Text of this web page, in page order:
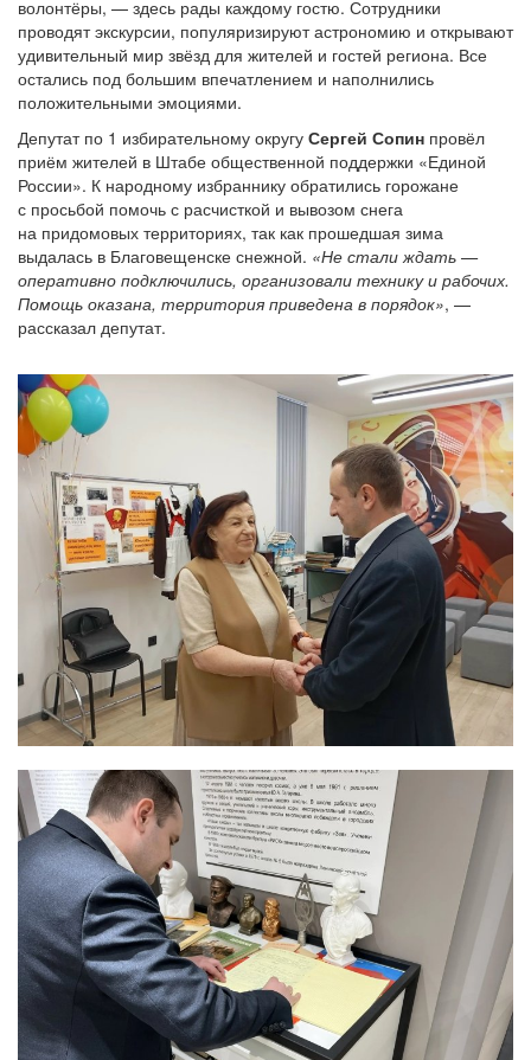
волонтёры, — здесь рады каждому гостю. Сотрудники
проводят экскурсии, популяризируют астрономию и открывают
удивительный мир звёзд для жителей и гостей региона. Все
остались под большим впечатлением и наполнились
положительными эмоциями.
Депутат по 1 избирательному округу Сергей Сопин провёл
приём жителей в Штабе общественной поддержки «Единой
России». К народному избраннику обратились горожане
с просьбой помочь с расчисткой и вывозом снега
на придомовых территориях, так как прошедшая зима
выдалась в Благовещенске снежной. «Не стали ждать —
оперативно подключились, организовали технику и рабочих.
Помощь оказана, территория приведена в порядок», —
рассказал депутат.